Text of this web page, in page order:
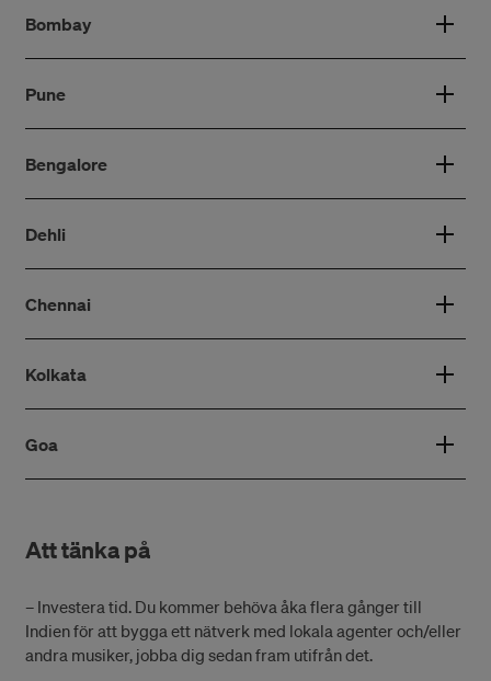
Bombay
Pune
Bengalore
Dehli
Chennai
Kolkata
Goa
Att tänka på
– Investera tid. Du kommer behöva åka flera gånger till
Indien för att bygga ett nätverk med lokala agenter och/eller
andra musiker, jobba dig sedan fram utifrån det.